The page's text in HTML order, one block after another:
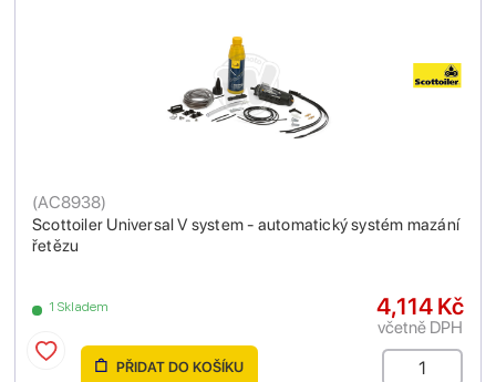
Scottoiler Universal V system - automatický systém mazání
řetězu
(AC8938)
1 Skladem 4,114 Kč
včetně DPH
PŘIDAT DO KOŠÍKU